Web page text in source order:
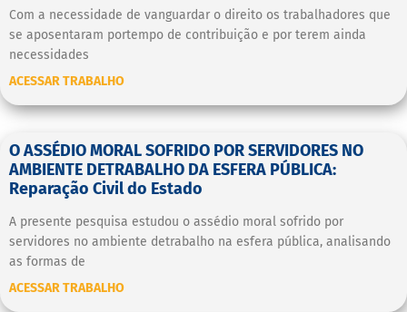
Com a necessidade de vanguardar o direito os trabalhadores que
se aposentaram portempo de contribuição e por terem ainda
necessidades
ACESSAR TRABALHO
O ASSÉDIO MORAL SOFRIDO POR SERVIDORES NO
AMBIENTE DETRABALHO DA ESFERA PÚBLICA:
Reparação Civil do Estado
A presente pesquisa estudou o assédio moral sofrido por
servidores no ambiente detrabalho na esfera pública, analisando
as formas de
ACESSAR TRABALHO